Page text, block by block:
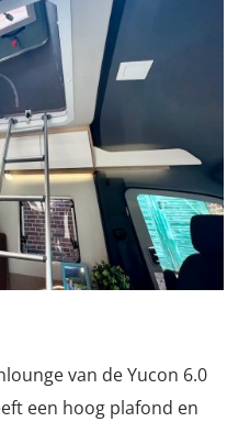
van de Yucon 6.0
een hoog plafond en